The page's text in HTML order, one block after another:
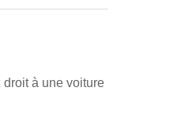
à une voiture